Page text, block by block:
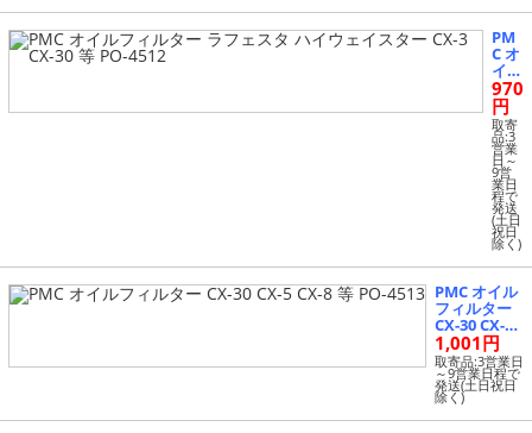
PM
C オ
イル
フィ
ルタ
ー
ラフ
ェス
タ
ハイ
ウェ
イス
ター
CX-
3 CX
-30
等 P
O-4
512
970
円
取寄
品:3
営業
日～
9営
業日
程で
発送
(土日
祝日
除く)
PMC オイル
フィルター
CX-30 CX-5
CX-8 等 PO-
4513
1,001円
取寄品:3営業日
～9営業日程で
発送(土日祝日
除く)